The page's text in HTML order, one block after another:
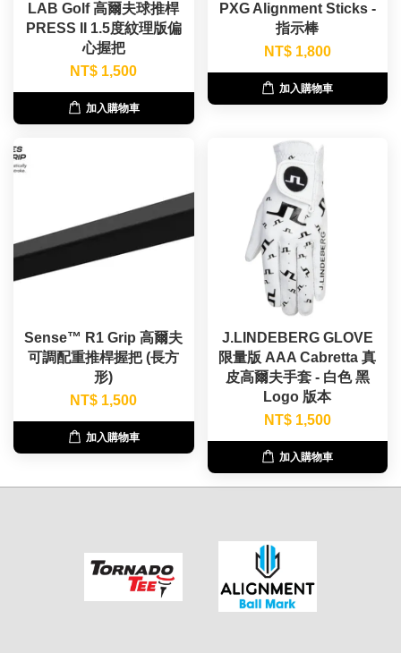
LAB Golf 高爾夫球推桿
PRESS II 1.5度紋理版偏
心握把
NT$ 1,500
加入購物車
PXG Alignment Sticks -
指示棒
NT$ 1,800
加入購物車
Sense™ R1 Grip 高爾夫
可調配重推桿握把 (長方
形)
NT$ 1,500
加入購物車
J.LINDEBERG GLOVE
限量版 AAA Cabretta 真
皮高爾夫手套 - 白色 黑
Logo 版本
NT$ 1,500
加入購物車